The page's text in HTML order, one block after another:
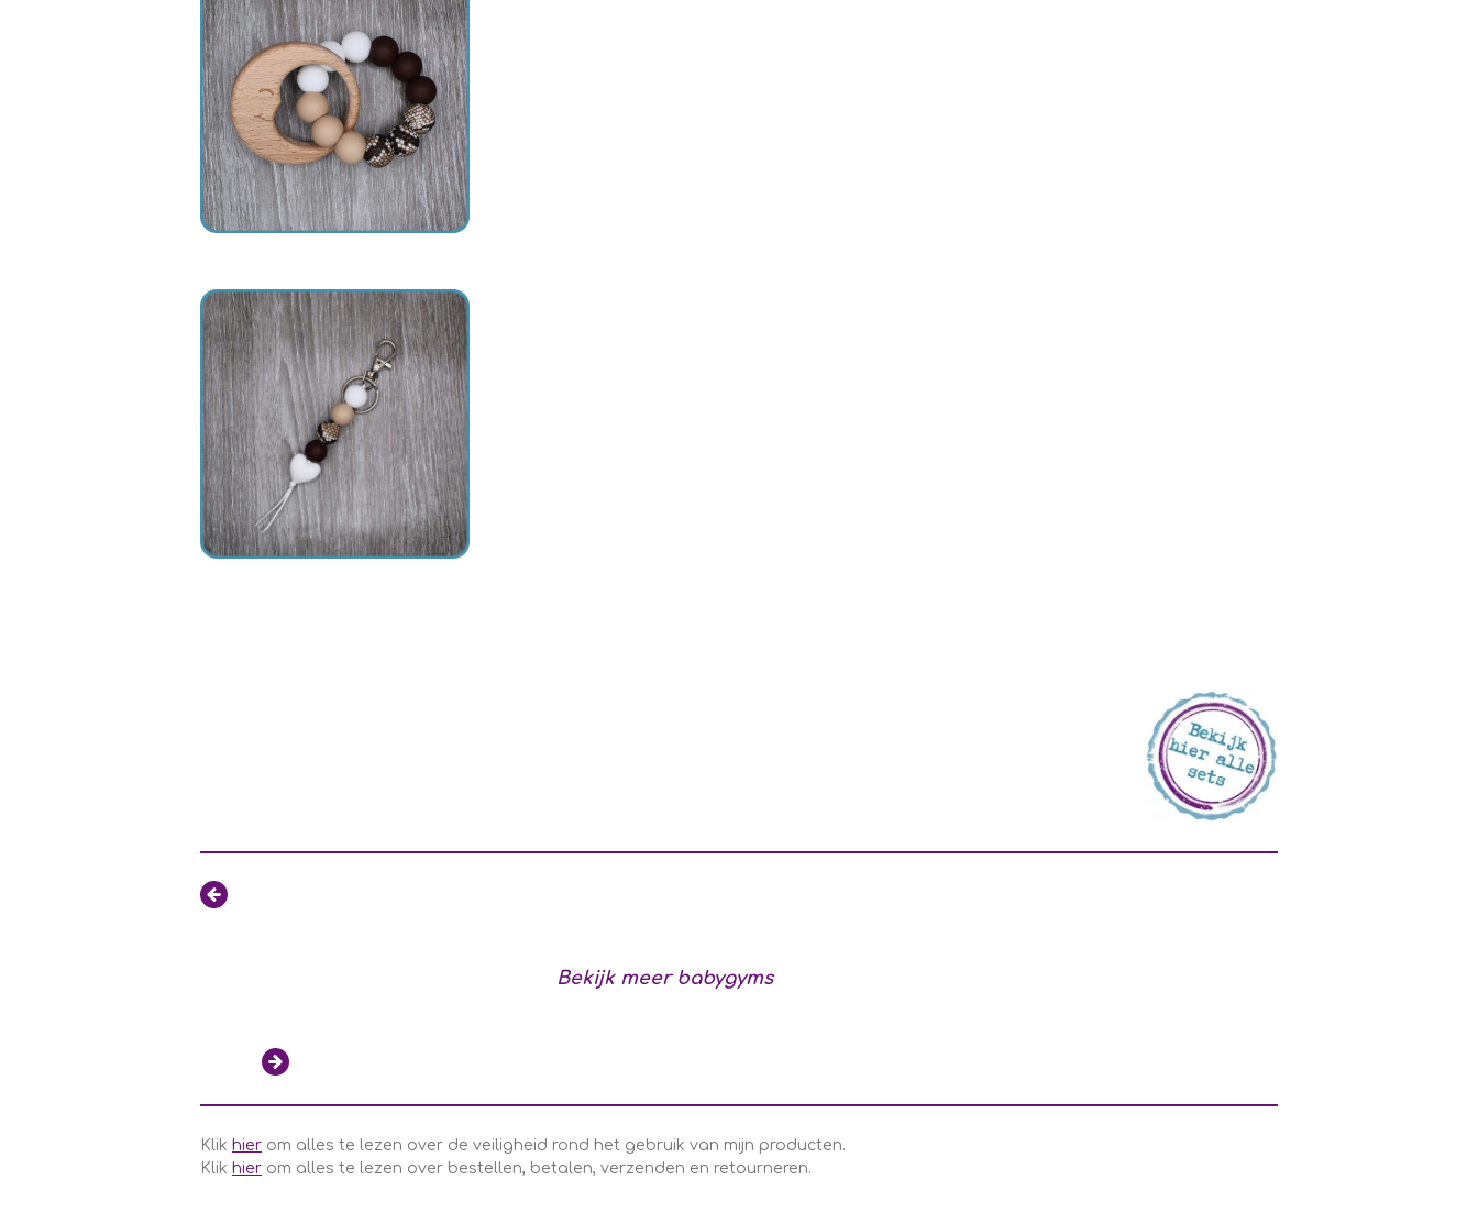
Bekijk meer babygyms
Klik hier om alles te lezen over de veiligheid rond het gebruik van mijn producten.
Klik hier om alles te lezen over bestellen, betalen, verzenden en retourneren.